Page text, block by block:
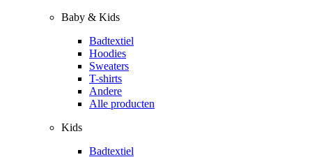
Baby & Kids
Badtextiel
Hoodies
Sweaters
T-shirts
Andere
Alle producten
Kids
Badtextiel